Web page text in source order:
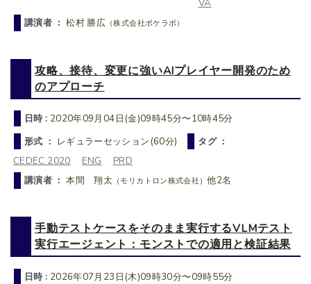
VA
講演者 ：松村 勝広 （株式会社ポケラボ）
攻略、接待、変更に強いAIプレイヤー開発のため
のアプローチ
日時 : 2020年09月04日(金)09時45分〜10時45分
形式 ： レギュラーセッション(60分)
タグ ：
CEDEC 2020
ENG
PRD
講演者 ：本間 翔太 （モリカトロン株式会社）他2名
手動テストケースをそのまま実行するVLMテスト
実行エージェント：モンストでの適用と検証結果
日時 : 2026年07月23日(木)09時30分〜09時55分